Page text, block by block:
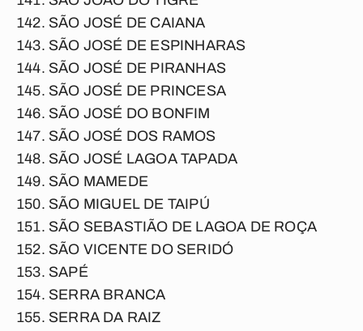
SÃO JOSÉ DE CAIANA
SÃO JOSÉ DE ESPINHARAS
SÃO JOSÉ DE PIRANHAS
SÃO JOSÉ DE PRINCESA
SÃO JOSÉ DO BONFIM
SÃO JOSÉ DOS RAMOS
SÃO JOSÉ LAGOA TAPADA
SÃO MAMEDE
SÃO MIGUEL DE TAIPÚ
SÃO SEBASTIÃO DE LAGOA DE ROÇA
SÃO VICENTE DO SERIDÓ
SAPÉ
SERRA BRANCA
SERRA DA RAIZ